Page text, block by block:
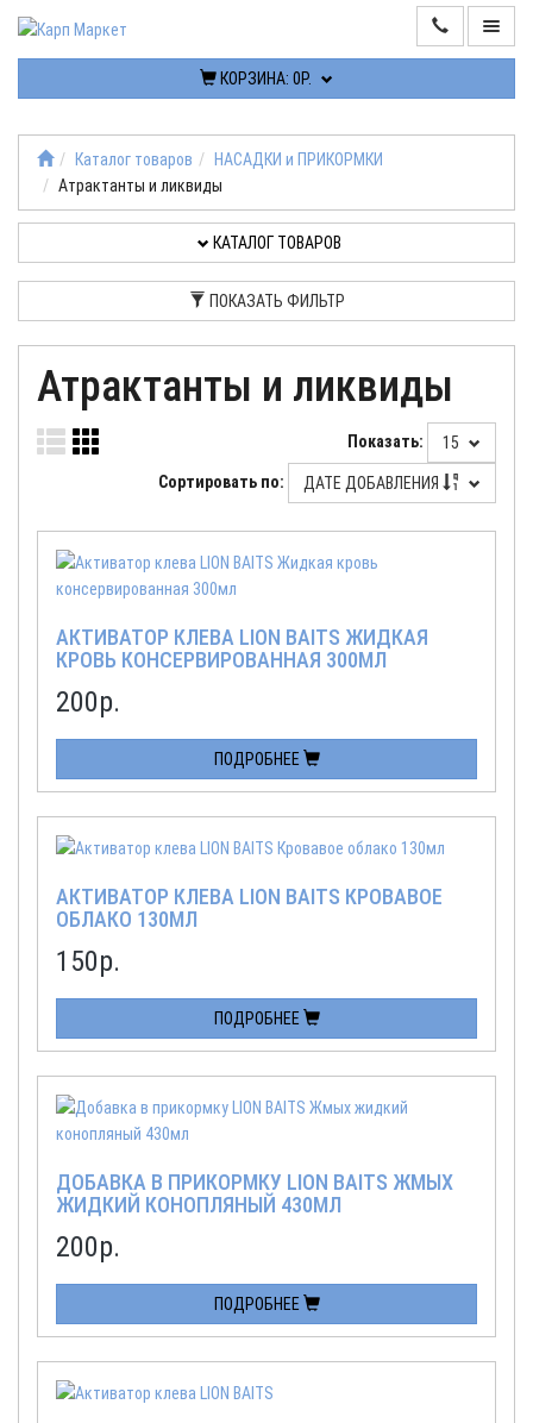
КОРЗИНА: 0Р.
КОНТАКТЫ
КАТАЛОГ
ТОВАРОВ
ПОСТУПЛЕНИЯ
Каталог товаров
НАСАДКИ и ПРИКОРМКИ
Атрактанты и ликвиды
КАТАЛОГ ТОВАРОВ
ПОКАЗАТЬ ФИЛЬТР
Атрактанты и ликвиды
Показать: 15
Сортировать по: ДАТЕ ДОБАВЛЕНИЯ
АКТИВАТОР КЛЕВА LION BAITS ЖИДКАЯ
КРОВЬ КОНСЕРВИРОВАННАЯ 300МЛ
200р.
ПОДРОБНЕЕ
АКТИВАТОР КЛЕВА LION BAITS КРОВАВОЕ
ОБЛАКО 130МЛ
150р.
ПОДРОБНЕЕ
ДОБАВКА В ПРИКОРМКУ LION BAITS ЖМЫХ
ЖИДКИЙ КОНОПЛЯНЫЙ 430МЛ
200р.
ПОДРОБНЕЕ